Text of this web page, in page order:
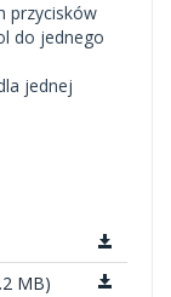
przycisków
do jednego
jednej
MB)